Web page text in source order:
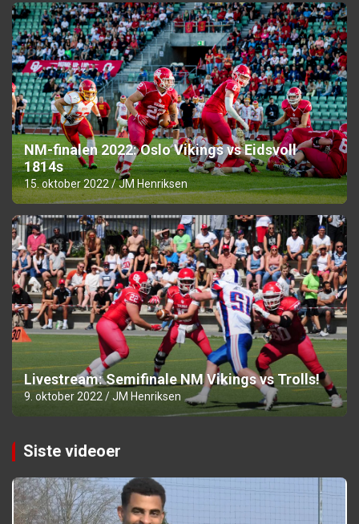
NM-finalen 2022: Oslo Vikings vs Eidsvoll
1814s
15. oktober 2022 JM Henriksen
Livestream: Semifinale NM Vikings vs Trolls!
9. oktober 2022 JM Henriksen
Siste videoer